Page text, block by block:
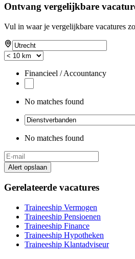
Ontvang vergelijkbare
Vul in waar je vergelijkbare vacatures
Financieel / Accountancy
No matches found
No matches found
Alert opslaan
Gerelateerde vacatures
Traineeship Vermogen
Traineeship Pensioenen
Traineeship Finance
Traineeship Hypotheken
Traineeship Klantadviseur